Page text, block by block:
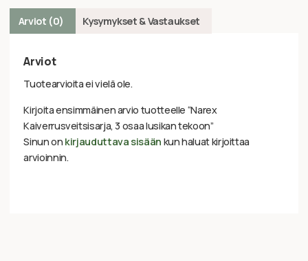
Arviot (0) Kysymykset & Vastaukset
Arviot
Tuotearvioita ei vielä ole.
Kirjoita ensimmäinen arvio tuotteelle “Narex
Kaiverrusveitsisarja, 3 osaa lusikan tekoon”
Sinun on kirjauduttava sisään kun haluat kirjoittaa
arvioinnin.